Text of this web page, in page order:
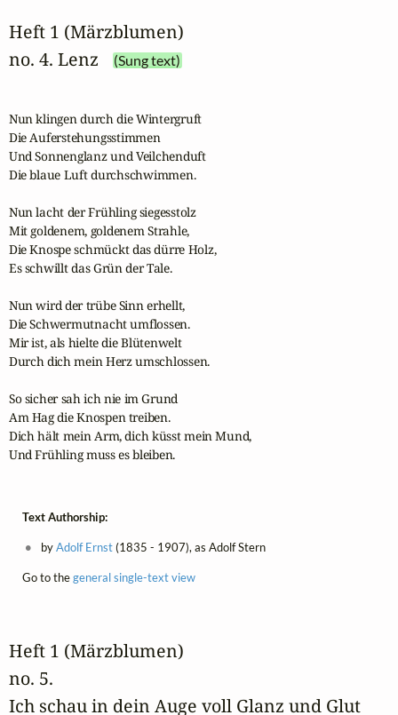
Heft 1 (Märzblumen)
no. 4. Lenz
(Sung text)
Nun klingen durch die Wintergruft
Die Auferstehungsstimmen
Und Sonnenglanz und Veilchenduft
Die blaue Luft durchschwimmen.
Nun lacht der Frühling siegesstolz
Mit goldenem, goldenem Strahle,
Die Knospe schmückt das dürre Holz,
Es schwillt das Grün der Tale.
Nun wird der trübe Sinn erhellt,
Die Schwermutnacht umflossen.
Mir ist, als hielte die Blütenwelt
Durch dich mein Herz umschlossen.
So sicher sah ich nie im Grund
Am Hag die Knospen treiben.
Dich hält mein Arm, dich küsst mein Mund,
Und Frühling muss es bleiben.
Text Authorship:
byAdolf Ernst(1835 - 1907), as Adolf Stern
Go to thegeneral single-text view
Heft 1 (Märzblumen)
no. 5.
Ich schau in dein Auge voll Glanz und Glut